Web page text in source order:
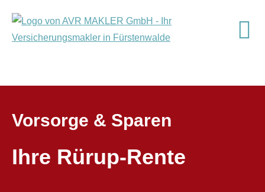
Vorsorge & Sparen
Ihre Rürup-Rente